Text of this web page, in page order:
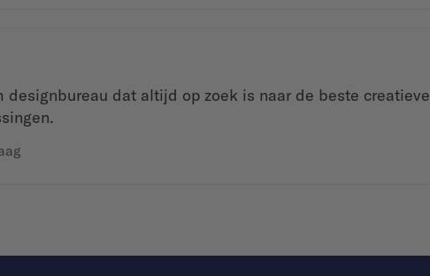
designbureau dat altijd op zoek is naar de beste creatieve